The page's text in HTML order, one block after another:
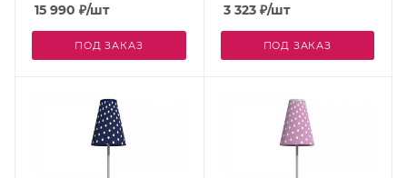
15 990 ₽/шт
ПОД ЗАКАЗ
3 323₽/шт
ПОД ЗАКАЗ